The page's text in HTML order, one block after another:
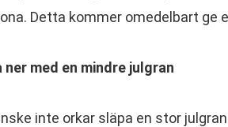
Detta kommer omedelbart ge
ner med en mindre julgran
inte orkar släpa en stor